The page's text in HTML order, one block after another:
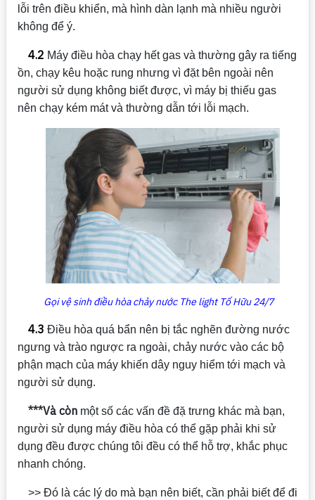
lỗi trên điều khiển, mà hình dàn lạnh mà nhiều người
không để ý.
4.2 Máy điều hòa chạy hết gas và thường gây ra tiếng
ồn, chạy kêu hoặc rung nhưng vì đặt bên ngoài nên
người sử dụng không biết được, vì máy bị thiếu gas
nên chạy kém mát và thường dẫn tới lỗi mạch.
Gọi vệ sinh điều hòa chảy nước The light Tố Hữu 24/7
4.3 Điều hòa quá bẩn nên bị tắc nghẽn đường nước
ngưng và trào ngược ra ngoài, chảy nước vào các bộ
phận mạch của máy khiến dây nguy hiểm tới mạch và
người sử dụng.
***Và còn một số các vấn đề đặ trưng khác mà bạn,
người sử dụng máy điều hòa có thể gặp phải khi sử
dụng đều được chúng tôi đều có thể hỗ trợ, khắc phục
nhanh chóng.
>> Đó là các lý do mà bạn nên biết, cần phải biết để đi